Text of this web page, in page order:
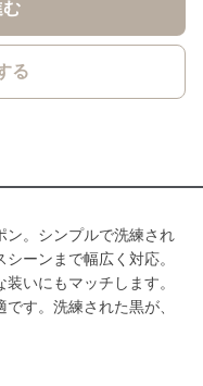
む
る
ン。シンプルで洗練され
ーンまで幅広く対応。
いにもマッチします。
す。洗練された黒が、